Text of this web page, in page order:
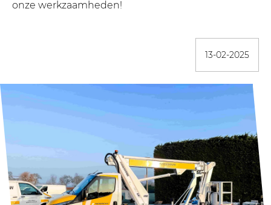
onze werkzaamheden!
13-02-2025